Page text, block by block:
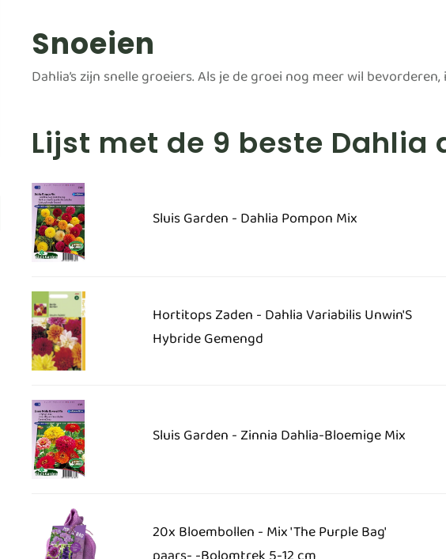
Snoeien
Dahlia’s zijn snelle groeiers. Als je de groei nog meer wil
Lijst met de 9 beste Dahlia
Sluis Garden - Dahlia Pompon Mix
Hortitops Zaden - Dahlia Variabilis Unwin'S
Hybride Gemengd
Sluis Garden - Zinnia Dahlia-Bloemige Mix
20x Bloembollen - Mix 'The Purple Bag'